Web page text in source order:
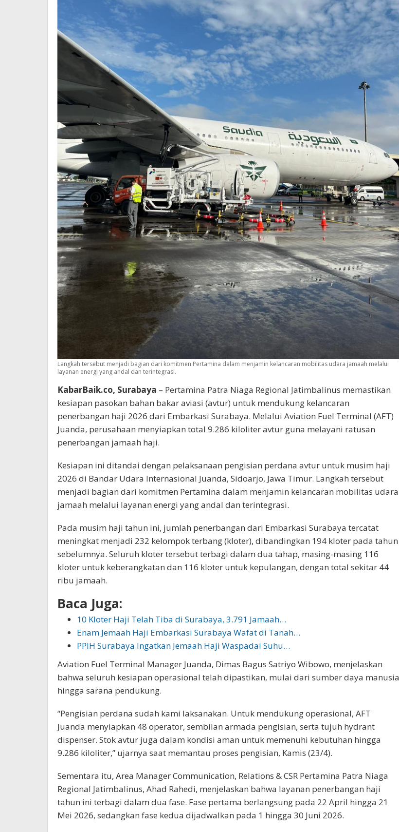
Langkah tersebut menjadi bagian dari komitmen Pertamina dalam menjamin kelancaran mobilitas udara jamaah melalui
layanan energi yang andal dan terintegrasi.
KabarBaik.co, Surabaya – Pertamina Patra Niaga Regional Jatimbalinus memastikan
kesiapan pasokan bahan bakar aviasi (avtur) untuk mendukung kelancaran
penerbangan haji 2026 dari Embarkasi Surabaya. Melalui Aviation Fuel Terminal (AFT)
Juanda, perusahaan menyiapkan total 9.286 kiloliter avtur guna melayani ratusan
penerbangan jamaah haji.
Kesiapan ini ditandai dengan pelaksanaan pengisian perdana avtur untuk musim haji
2026 di Bandar Udara Internasional Juanda, Sidoarjo, Jawa Timur. Langkah tersebut
menjadi bagian dari komitmen Pertamina dalam menjamin kelancaran mobilitas udara
jamaah melalui layanan energi yang andal dan terintegrasi.
Pada musim haji tahun ini, jumlah penerbangan dari Embarkasi Surabaya tercatat
meningkat menjadi 232 kelompok terbang (kloter), dibandingkan 194 kloter pada tahun
sebelumnya. Seluruh kloter tersebut terbagi dalam dua tahap, masing-masing 116
kloter untuk keberangkatan dan 116 kloter untuk kepulangan, dengan total sekitar 44
ribu jamaah.
Baca Juga:
10 Kloter Haji Telah Tiba di Surabaya, 3.791 Jamaah…
Enam Jemaah Haji Embarkasi Surabaya Wafat di Tanah…
PPIH Surabaya Ingatkan Jemaah Haji Waspadai Suhu…
Aviation Fuel Terminal Manager Juanda, Dimas Bagus Satriyo Wibowo, menjelaskan
bahwa seluruh kesiapan operasional telah dipastikan, mulai dari sumber daya manusia
hingga sarana pendukung.
“Pengisian perdana sudah kami laksanakan. Untuk mendukung operasional, AFT
Juanda menyiapkan 48 operator, sembilan armada pengisian, serta tujuh hydrant
dispenser. Stok avtur juga dalam kondisi aman untuk memenuhi kebutuhan hingga
9.286 kiloliter,” ujarnya saat memantau proses pengisian, Kamis (23/4).
Sementara itu, Area Manager Communication, Relations & CSR Pertamina Patra Niaga
Regional Jatimbalinus, Ahad Rahedi, menjelaskan bahwa layanan penerbangan haji
tahun ini terbagi dalam dua fase. Fase pertama berlangsung pada 22 April hingga 21
Mei 2026, sedangkan fase kedua dijadwalkan pada 1 hingga 30 Juni 2026.